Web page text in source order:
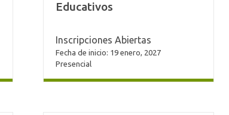
Educativos
Inscripciones Abiertas
Fecha de inicio: 19 enero, 2027
Presencial